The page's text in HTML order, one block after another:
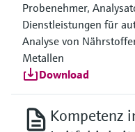
Probenehmer,
Dienstleistungen für
Analyse von
Metallen
Download
Kompetenz